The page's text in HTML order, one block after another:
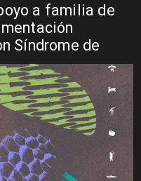
a familia de
Síndrome de